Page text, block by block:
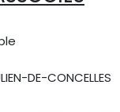
DE-CONCELLES